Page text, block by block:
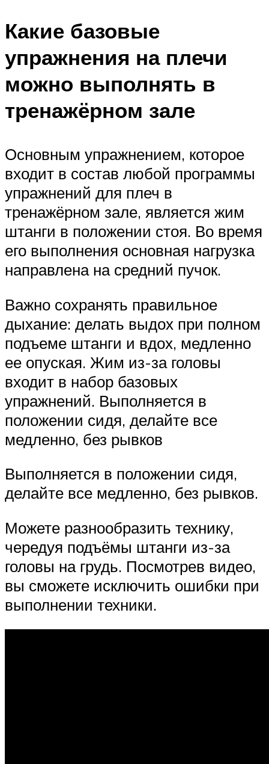
Какие базовые
упражнения на плечи
можно выполнять в
тренажёрном зале
Основным упражнением, которое
входит в состав любой программы
упражнений для плеч в
тренажёрном зале, является жим
штанги в положении стоя. Во время
его выполнения основная нагрузка
направлена на средний пучок.
Важно сохранять правильное
дыхание: делать выдох при полном
подъеме штанги и вдох, медленно
ее опуская. Жим из-за головы
входит в набор базовых
упражнений. Выполняется в
положении сидя, делайте все
медленно, без рывков
Выполняется в положении сидя,
делайте все медленно, без рывков.
Можете разнообразить технику,
чередуя подъёмы штанги из-за
головы на грудь. Посмотрев видео,
вы сможете исключить ошибки при
выполнении техники.